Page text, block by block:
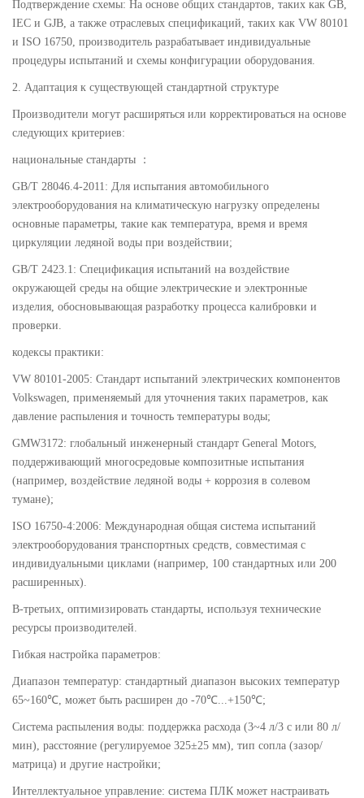
Подтверждение схемы: На основе общих стандартов, таких как GB,
IEC и GJB, а также отраслевых спецификаций, таких как VW 80101
и ISO 16750, производитель разрабатывает индивидуальные
процедуры испытаний и схемы конфигурации оборудования.
2. Адаптация к существующей стандартной структуре
Производители могут расширяться или корректироваться на основе
следующих критериев:
национальные стандарты ：
GB/T 28046.4-2011: Для испытания автомобильного
электрооборудования на климатическую нагрузку определены
основные параметры, такие как температура, время и время
циркуляции ледяной воды при воздействии;
GB/T 2423.1: Спецификация испытаний на воздействие
окружающей среды на общие электрические и электронные
изделия, обосновывающая разработку процесса калибровки и
проверки.
кодексы практики:
VW 80101-2005: Стандарт испытаний электрических компонентов
Volkswagen, применяемый для уточнения таких параметров, как
давление распыления и точность температуры воды;
GMW3172: глобальный инженерный стандарт General Motors,
поддерживающий многосредовые композитные испытания
(например, воздействие ледяной воды + коррозия в солевом
тумане);
ISO 16750-4:2006: Международная общая система испытаний
электрооборудования транспортных средств, совместимая с
индивидуальными циклами (например, 100 стандартных или 200
расширенных).
В-третьих, оптимизировать стандарты, используя технические
ресурсы производителей.
Гибкая настройка параметров:
Диапазон температур: стандартный диапазон высоких температур
65~160℃, может быть расширен до -70℃...+150℃;
Система распыления воды: поддержка расхода (3~4 л/3 с или 80 л/
мин), расстояние (регулируемое 325±25 мм), тип сопла (зазор/
матрица) и другие настройки;
Интеллектуальное управление: система ПЛК может настраивать